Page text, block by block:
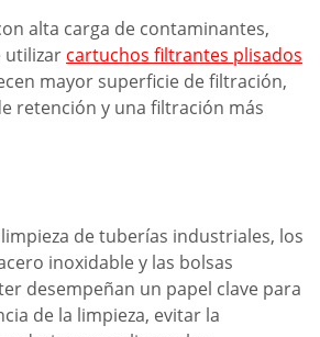
alta carga de contaminantes,
utilizar cartuchos filtrantes plisados
mayor superficie de filtración,
retención y una filtración más
de tuberías industriales, los
inoxidable y las bolsas
desempeñan un papel clave para
de la limpieza, evitar la